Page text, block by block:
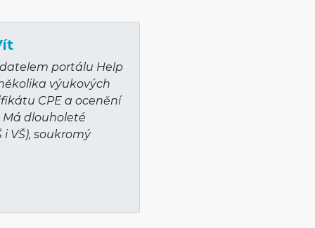
portálu Help
výukových
CPE a ocenění
Má dlouholeté
i VŠ), soukromý